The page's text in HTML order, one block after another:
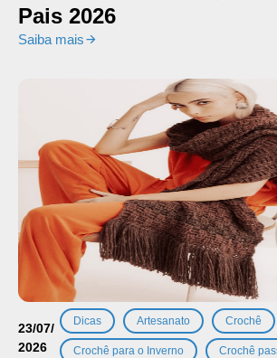
Pais 2026
Saiba mais
23/07/
2026
Dicas Artesanato Crochê
Crochê para o Inverno Crochê